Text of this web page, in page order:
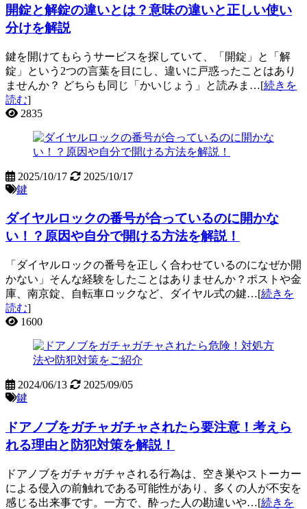
開錠と解錠の違いとは？意味の違いと正しい使い
分けを解説
鍵を開けてもらうサービスを探していて、「開錠」と「解
錠」という2つの言葉を目にし、違いに戸惑ったことはあり
ませんか？ どちらも同じ「かいじょう」と読みま…[続きを
読む]
2835
2025/10/17
2025/10/17
鍵
ダイヤルロックの番号が合っているのに開かな
い！？原因や自分で開ける方法を解説！
「ダイヤルロックの番号を正しく合わせているのになぜか開
かない」そんな経験をしたことはありませんか？ポストや金
庫、南京錠、自転車ロックなど、ダイヤル式の鍵…[続きを
読む]
1600
2024/06/13
2025/09/05
鍵
ドアノブをガチャガチャされたら要注意！考えら
れる理由と防犯対策を解説！
ドアノブをガチャガチャされる行為は、空き巣やストーカー
による侵入の前触れである可能性があり、多くの人が不安を
感じる出来事です。一方で、酔った人の勘違いや…[続きを